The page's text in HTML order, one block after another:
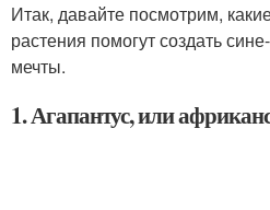
Итак, давайте посмотрим,
растения помогут создать
мечты.
1. Агапантус, или